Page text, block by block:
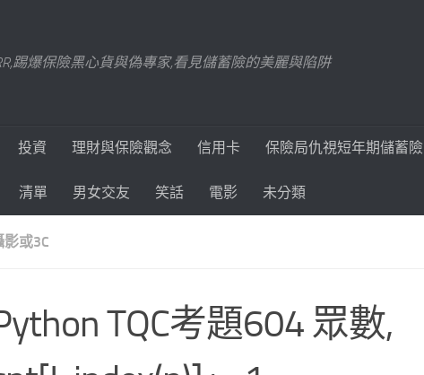
踢爆保險黑心貨與偽專家,看見儲蓄險的美麗與陷阱
投資 理財與保險觀念 信用卡 保險局仇視短年期儲蓄險
清單 男女交友 笑話 電影 未分類
影或3C
TQC考題604 眾數,